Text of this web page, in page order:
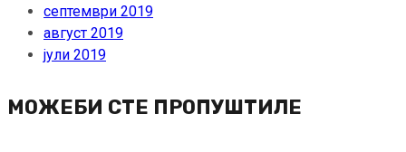
септември 2019
август 2019
јули 2019
МОЖЕБИ СТЕ ПРОПУШТИЛЕ